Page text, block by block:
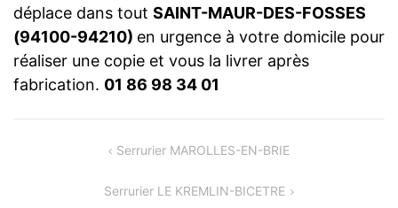
déplace dans tout SAINT-MAUR-DES-FOSSES
(94100-94210) en urgence à votre domicile pour
réaliser une copie et vous la livrer après
fabrication. 01 86 98 34 01
NAVIGATIONSerrurier MAROLLES-EN-BRIE
Serrurier LE KREMLIN-BICETRE